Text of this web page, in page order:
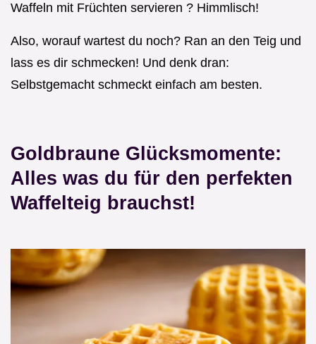
Waffeln mit Früchten servieren ? Himmlisch!
Also, worauf wartest du noch? Ran an den Teig und
lass es dir schmecken! Und denk dran:
Selbstgemacht schmeckt einfach am besten.
Goldbraune Glücksmomente:
Alles was du für den perfekten
Waffelteig brauchst!